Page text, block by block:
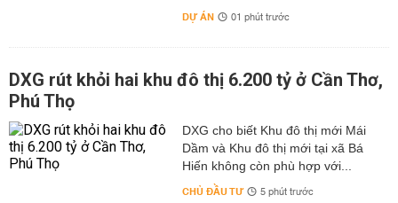
DỰ ÁN 01 phút trước
DXG rút khỏi hai khu đô thị 6.200 tỷ ở Cần Thơ,
Phú Thọ
DXG cho biết Khu đô thị mới Mái
Dầm và Khu đô thị mới tại xã Bá
Hiến không còn phù hợp với...
CHỦ ĐẦU TƯ 5 phút trước